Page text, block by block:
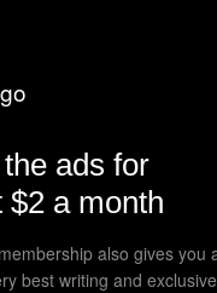
kako
BRANDES
ads for
$2 a month
also gives you
best writing and